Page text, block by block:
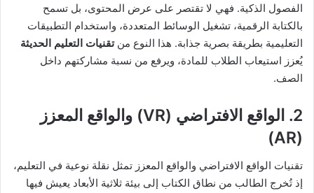
الفصول الذكية. فهي لا تقتصر على عرض المحتوى، بل تسمح
بالكتابة الرقمية، تشغيل الوسائط المتعددة، واستخدام التطبيقات
التعليمية بطريقة بصرية جذابة. هذا النوع منتقنيات التعليم الحديثة
يُعزز استيعاب الطلاب للمادة، ويرفع من نسبة مشاركتهم داخل
الصف.
2. الواقع الافتراضي (VR) والواقع المعزز
(AR)
تقنيات الواقع الافتراضي والواقع المعزز تمثل نقلة نوعية في التعليم،
إذ تُخرج الطالب من نطاق الكتاب إلى بيئة ثلاثية الأبعاد يعيش فيها